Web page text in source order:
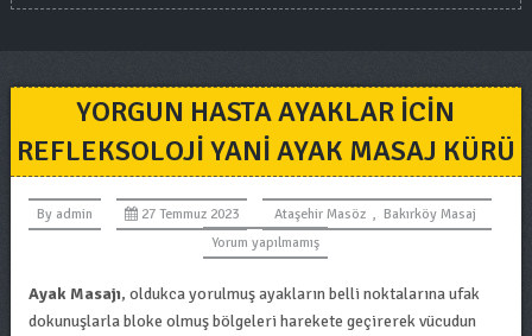
YORGUN HASTA AYAKLAR ICIN
REFLEKSOLOJI YANI AYAK MASAJ KÜRÜ
By admin 27 Temmuz 2023 Ataşehir Masöz , Bakırköy Masaj
Yorum yapılmamış
Ayak Masajı, oldukca yorulmuş ayakların belli noktalarına ufak
dokunuşlarla bloke olmuş bölgeleri harekete geçirerek vücudun